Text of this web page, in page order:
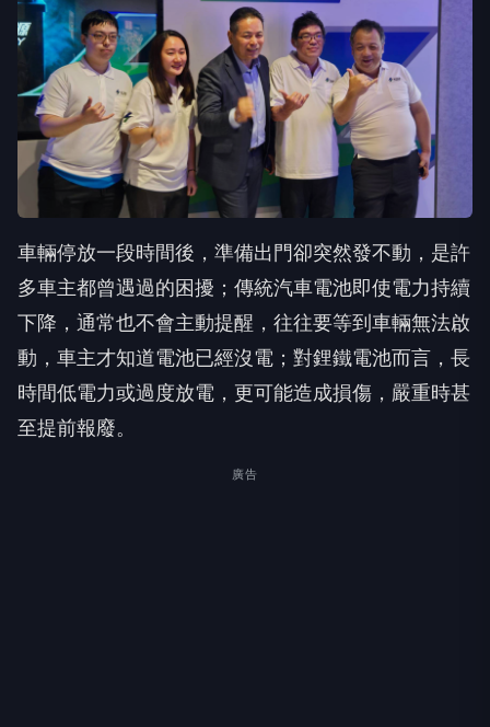
車輛停放一段時間後，準備出門卻突然發不動，是許
多車主都曾遇過的困擾；傳統汽車電池即使電力持續
下降，通常也不會主動提醒，往往要等到車輛無法啟
動，車主才知道電池已經沒電；對鋰鐵電池而言，長
時間低電力或過度放電，更可能造成損傷，嚴重時甚
至提前報廢。
廣告